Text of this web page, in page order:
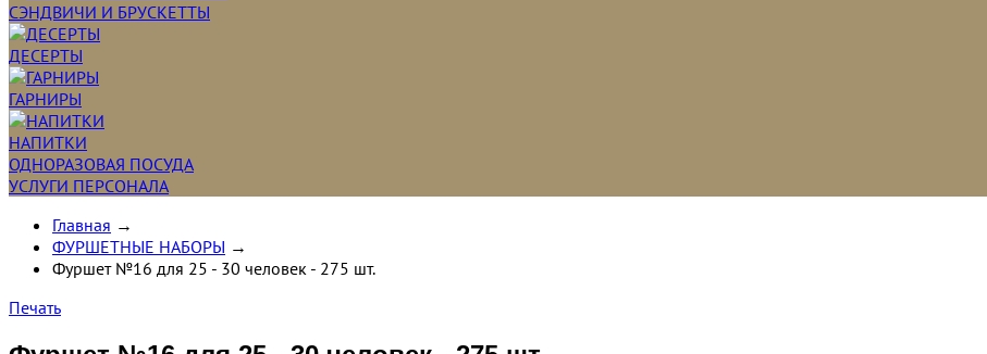
СЭНДВИЧИ И БРУСКЕТТЫ
ДЕСЕРТЫ
ГАРНИРЫ
НАПИТКИ
ОДНОРАЗОВАЯ ПОСУДА
УСЛУГИ ПЕРСОНАЛА
Главная →
ФУРШЕТНЫЕ НАБОРЫ →
Фуршет №16 для 25 - 30 человек - 275 шт.
Печать